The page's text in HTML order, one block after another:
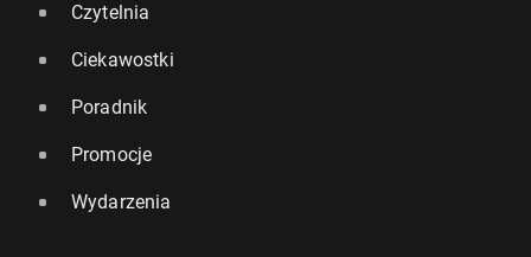
Czytelnia
Ciekawostki
Poradnik
Promocje
Wydarzenia